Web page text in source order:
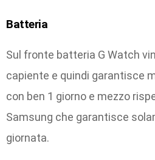
Batteria
Sul fronte batteria G Watch
capiente e quindi garantisce
con ben 1 giorno e mezzo
Samsung che garantisce
giornata.